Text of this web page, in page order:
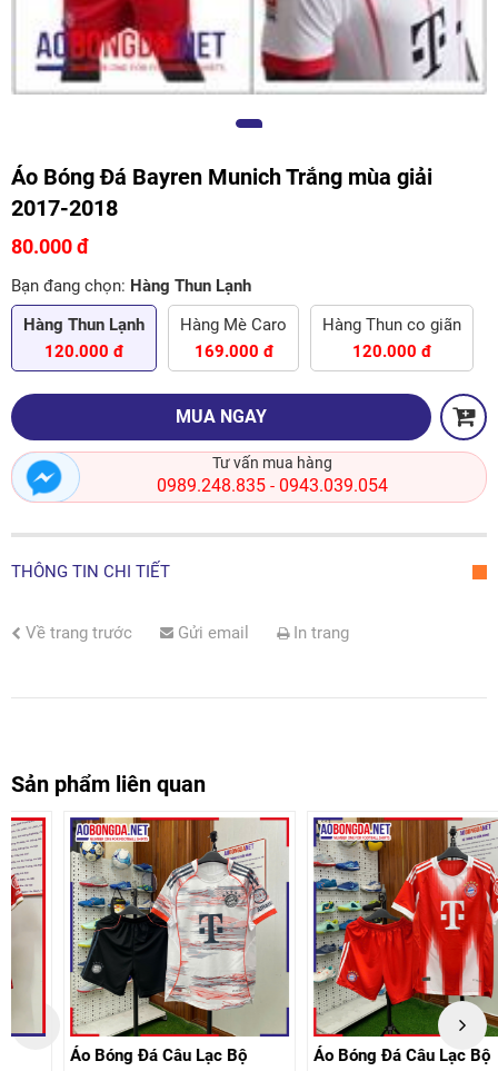
Áo Bóng Đá Bayren Munich Trắng mùa giải
2017-2018
80.000 đ
Bạn đang chọn: Hàng Thun Lạnh
Hàng Thun Lạnh
120.000 đ
Hàng Mè Caro
169.000 đ
Hàng Thun co giãn
120.000 đ
MUA NGAY
Tư vấn mua hàng
0989.248.835- 0943.039.054
THÔNG TIN CHI TIẾT
Về trang trước Gửi email In trang
Sản phẩm liên quan
Áo Bóng Đá Câu Lạc Bộ
Áo Bóng Đá Câu Lạc Bộ